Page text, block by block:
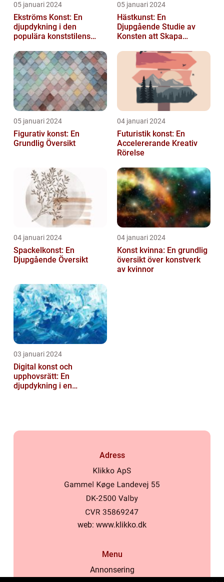
05 januari 2024
Ekströms Konst: En
djupdykning i den
populära konststilens
05 januari 2024
Hästkunst: En
Djupgående Studie av
Konsten att Skapa
05 januari 2024
Figurativ konst: En
Grundlig Översikt
04 januari 2024
Futuristik konst: En
Accelererande Kreativ
Rörelse
04 januari 2024
Spackelkonst: En
Djupgående Översikt
04 januari 2024
Konst kvinna: En grundlig
översikt över konstverk
av kvinnor
03 januari 2024
Digital konst och
upphovsrätt: En
djupdykning i en
Adress
web: www.klikko.dk
Menu
Annonsering